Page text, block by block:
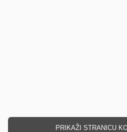
PRIKAŽI STRANICU